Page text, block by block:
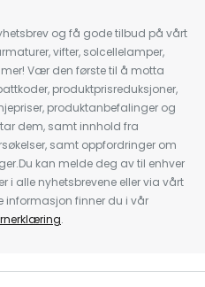
og få gode tilbud på vårt
vifter, solcellelamper,
Vær den første til å motta
produktprisreduksjoner,
produktanbefalinger og
dem, samt innhold fra
samt oppfordringer om
kan melde deg av til enhver
i alle nyhetsbrevene eller via vårt
informasjon finner du i vår
.